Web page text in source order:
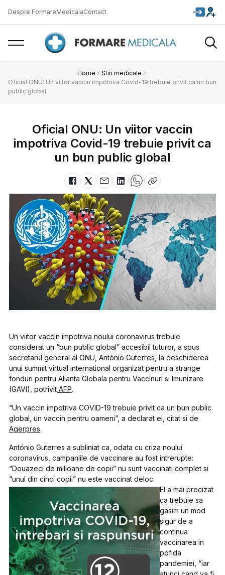
Despre FormareMedicalaContact
Home
Stiri medicale
Oficial ONU: Un viitor vaccin impotriva Covid-19 trebuie privit ca un bun
public global
Oficial ONU: Un viitor vaccin
impotriva Covid-19 trebuie privit ca
un bun public global
Un viitor vaccin impotriva noului coronavirus trebuie
considerat un “bun public global” accesibil tuturor, a spus
secretarul general al ONU, António Guterres, la deschiderea
unui summit virtual international organizat pentru a strange
fonduri pentru Alianta Globala pentru Vaccinuri si Imunizare
(GAVI), potrivit AFP.
“Un vaccin impotriva COVID-19 trebuie privit ca un bun public
global, un vaccin pentru oameni”, a declarat el, citat si de
Agerpres.
António Guterres a subliniat ca, odata cu criza noului
coronavirus, campaniile de vaccinare au fost intrerupte:
“Douazeci de milioane de copii” nu sunt vaccinati complet si
“unul din cinci copii” nu este vaccinat deloc.
El a mai precizat
ca trebuie sa
gasim un mod
sigur de a
continua
vaccinarea in
pofida
pandemiei, “iar